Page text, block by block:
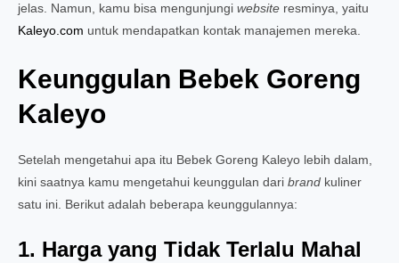
jelas. Namun, kamu bisa mengunjungi website resminya, yaitu
Kaleyo.com untuk mendapatkan kontak manajemen mereka.
Keunggulan Bebek Goreng
Kaleyo
Setelah mengetahui apa itu Bebek Goreng Kaleyo lebih dalam,
kini saatnya kamu mengetahui keunggulan dari brand kuliner
satu ini. Berikut adalah beberapa keunggulannya:
1. Harga yang Tidak Terlalu Mahal